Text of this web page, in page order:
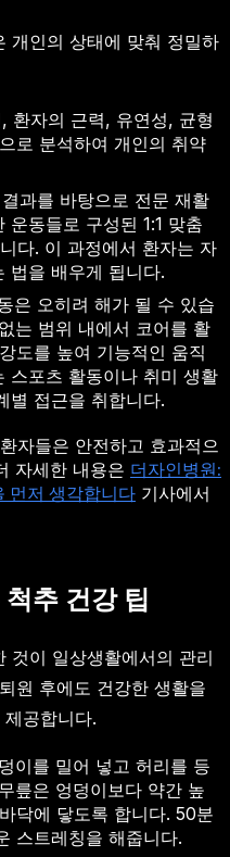
개인의 상태에 맞춰 정밀하
환자의 근력, 유연성, 균형
로 분석하여 개인의 취약
과를 바탕으로 전문 재활
운동들로 구성된 1:1 맞춤
다. 이 과정에서 환자는 자
법을 배우게 됩니다.
은 오히려 해가 될 수 있습
는 범위 내에서 코어를 활
도를 높여 기능적인 움직
스포츠 활동이나 취미 생활
별 접근을 취합니다.
자들은 안전하고 효과적으
자세한 내용은 더자인병원:
먼저 생각합니다 기사에서
추 건강 팁
것이 일상생활에서의 관리
원 후에도 건강한 생활을
공합니다.
이를 밀어 넣고 허리를 등
릎은 엉덩이보다 약간 높
닥에 닿도록 합니다. 50분
스트레칭을 해줍니다.